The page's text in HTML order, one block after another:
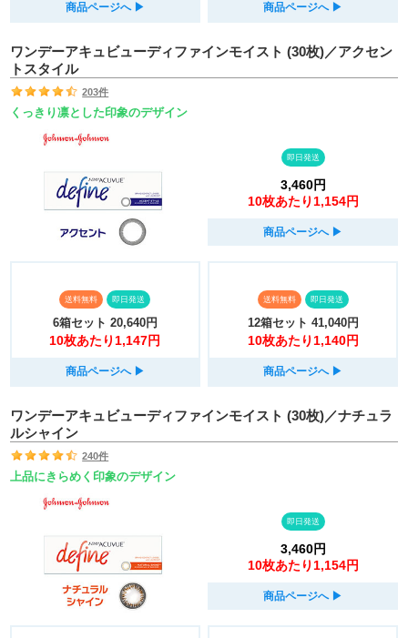
商品ページへ ▶︎ 商品ページへ ▶︎
ワンデーアキュビューディファインモイスト (30枚)／アクセン
トスタイル
203件
くっきり凛とした印象のデザイン
即日発送
3,460円
10枚あたり1,154円
商品ページへ ▶︎
送料無料 即日発送
6箱セット 20,640円
10枚あたり1,147円
商品ページへ ▶︎
送料無料 即日発送
12箱セット 41,040円
10枚あたり1,140円
商品ページへ ▶︎
ワンデーアキュビューディファインモイスト (30枚)／ナチュラ
ルシャイン
240件
上品にきらめく印象のデザイン
即日発送
3,460円
10枚あたり1,154円
商品ページへ ▶︎